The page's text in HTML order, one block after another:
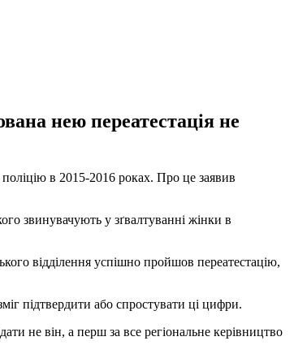
нею переатестація не
поліцію в 2015-2016 роках. Про це заявив
звинувачують у зґвалтуванні жінки в
відділення успішно пройшов переатестацію,
підтвердити або спростувати ці цифри.
не він, а перш за все регіональне керівництво